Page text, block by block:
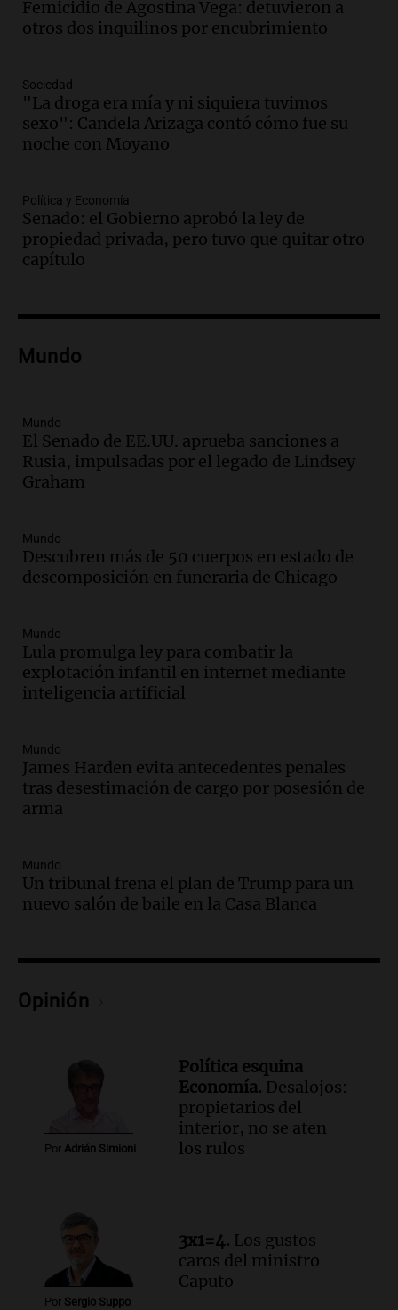
Episodios
Audio.La justicia reconoce el COVID
docente fallecido en 2021
Panorama Federal
Episodios
Audio. Trágico siniestro vial en Salta:
Panorama Federal
Episodios
Audio. La justicia reconoce el COVID
como enfermedad laboral tras el
Audio.
Santa Fe: se trataría de un hombre
Panorama Federal
Episodios
Audio.Solans Hoteles es patrocinante
porque el concurso “abre un espacio a la
Episodios
Audio.Femicidio por fuego en el auto:
Episodios
Audio.Exconvicto con doble empleo
estatal: la SENAF asegura que se enteró
Episodios
Audio.Los gustos caros del ministro
Audio.Desalojos: propietarios del
interior, no se aten los rulos | Por
Audio.
Episodios
La justicia investiga una estafa
millonaria a través de una financiera en
Mendoza y San Rafael
y contratos de alquiler si se aprueba la
ley de propiedad privada
Ahora país
Episodios
Femicidio de Agostina Vega: detuvieron a
otros dos inquilinos por encubrimiento
Sociedad
"La droga era mía y ni siquiera tuvimos
sexo": Candela Arizaga contó cómo fue su
noche con Moyano
Política y Economía
Senado: el Gobierno aprobó la ley de
propiedad privada, pero tuvo que quitar otro
capítulo
Mundo
Mundo
El Senado de EE.UU. aprueba sanciones a
Rusia, impulsadas por el legado de Lindsey
Graham
Mundo
Descubren más de 50 cuerpos en estado de
descomposición en funeraria de Chicago
Mundo
Lula promulga ley para combatir la
explotación infantil en internet mediante
inteligencia artificial
Mundo
James Harden evita antecedentes penales
tras desestimación de cargo por posesión de
arma
Mundo
Un tribunal frena el plan de Trump para un
nuevo salón de baile en la Casa Blanca
Opinión
Por Adrián Simioni
Política esquina
Economía. Desalojos:
propietarios del
interior, no se aten
los rulos
Por Sergio Suppo
3x1=4. Los gustos
caros del ministro
Caputo